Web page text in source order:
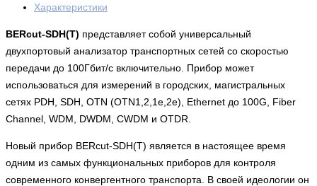
Характеристики
BERcut-SDH(T) представляет собой универсальный
двухпортовый анализатор транспортных сетей со скоростью
передачи до 100Гбит/с включительно. Прибор может
использоваться для измерений в городских, магистральных
сетях PDH, SDH, OTN (OTN1,2,1e,2e), Ethernet до 100G, Fiber
Channel, WDM, DWDM, CWDM и OTDR.
Новый прибор BERcut-SDH(T) является в настоящее время
одним из самых функциональных приборов для контроля
современного конвергентного транспорта. В своей идеологии он